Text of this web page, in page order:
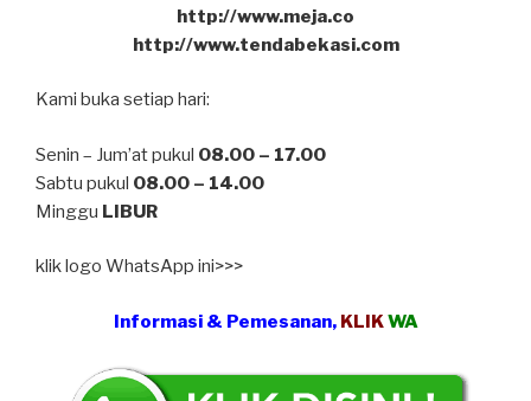
http://www.meja.co
http://www.tendabekasi.com
Kami buka setiap hari:
Senin – Jum’at pukul 08.00 – 17.00
Sabtu pukul 08.00 – 14.00
Minggu LIBUR
klik logo WhatsApp ini>>>
Informasi & Pemesanan, KLIKWA